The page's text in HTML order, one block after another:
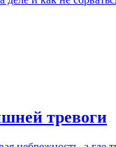
тревоги